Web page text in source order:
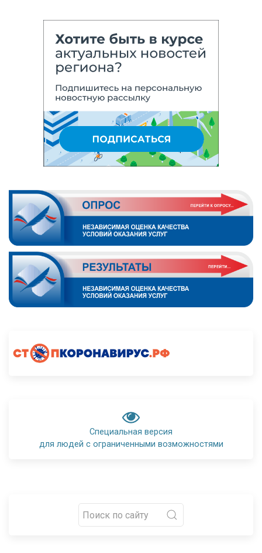
Специальная версия
для людей с ограниченными возможностями